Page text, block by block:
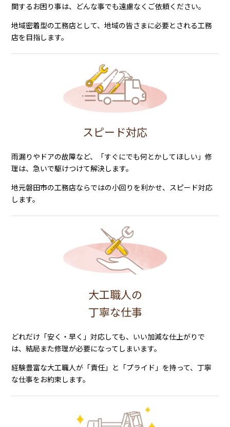
関するお困り事は、どんな事でも遠慮なくご依頼ください。
地域密着型の工務店として、地域の皆さまに必要とされる工務
店を目指します。
スピード対応
雨漏りやドアの故障など、「すぐにでも何とかしてほしい」修
理は、急いで駆けつけて解決します。
地元磐田市の工務店ならではの小回りを利かせ、スピード対応
します。
大工職人の
丁寧な仕事
どれだけ「安く・早く」対応しても、いい加減な仕上がりで
は、結局また修理が必要になってしまいます。
経験豊富な大工職人が「責任」と「プライド」を持って、丁寧
な仕事をお約束します。